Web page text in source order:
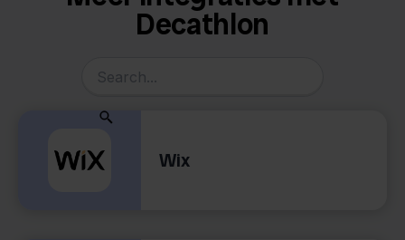
Decathlon
Wix